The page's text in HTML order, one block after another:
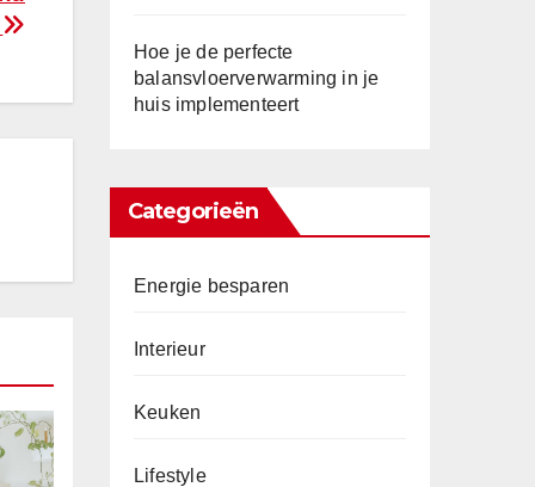
Hoe je de perfecte
balansvloerverwarming in je
huis implementeert
Categorieën
Energie besparen
Interieur
Keuken
Lifestyle